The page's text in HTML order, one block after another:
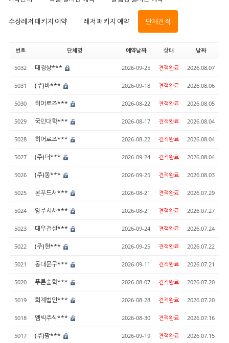
수상레저 패키지 예약 레저 패키지 예약 단체견적
번호 단체명 예약날짜 상태 날짜
5032 태경상*** 2026-09-25 견적완료 2026.08.07
5031 (주)바*** 2026-09-18 견적완료 2026.08.06
5030 히어로즈*** 2026-08-22 견적완료 2026.08.05
5029 국민대학*** 2026-08-17 견적완료 2026.08.04
5028 히어로즈*** 2026-08-22 견적완료 2026.08.04
5027 (주)더*** 2026-09-24 견적완료 2026.08.04
5026 (주)동*** 2026-09-25 견적완료 2026.08.03
5025 본푸드서*** 2026-08-21 견적완료 2026.07.29
5024 양주시사*** 2026-08-21 견적완료 2026.07.27
5023 대우건설*** 2026-09-24 견적완료 2026.07.24
5022 (주)현*** 2026-09-25 견적완료 2026.07.22
5021 동대문구*** 2026-09-11 견적완료 2026.07.21
5020 푸른숲학*** 2026-08-07 견적완료 2026.07.20
5019 회계법인*** 2026-08-28 견적완료 2026.07.20
5018 엠빅주식*** 2026-08-30 견적완료 2026.07.16
5017 (주)팜*** 2026-09-19 견적완료 2026.07.15